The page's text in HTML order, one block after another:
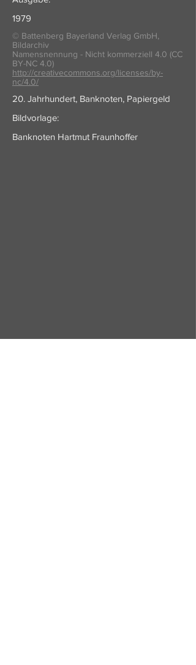
1979
© Battenberg Bayerland Verlag GmbH,
Bildarchiv
Namensnennung - Nicht kommerziell 4.0 (CC
BY-NC 4.0)
http://creativecommons.org/licenses/by-
nc/4.0/
20. Jahrhundert, Banknoten, Papiergeld
Bildvorlage:
Banknoten Hartmut Fraunhoffer